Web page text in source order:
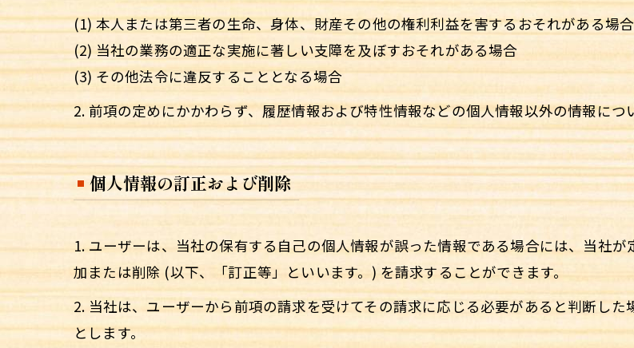
(1) 本人または第三者の生命、身体、財産その他の権利利益を害するおそれがある場合
(2) 当社の業務の適正な実施に著しい支障を及ぼすおそれがある場合
(3) その他法令に違反することとなる場合
2. 前項の定めにかかわらず、履歴情報および特性情報などの個人情報以外の情報に
個人情報の訂正および削除
1. ユーザーは、当社の保有する自己の個人情報が誤った情報である場合には、当社
加または削除 (以下、「訂正等」といいます。) を請求することができます。
2. 当社は、ユーザーから前項の請求を受けてその請求に応じる必要があると判断し
とします。